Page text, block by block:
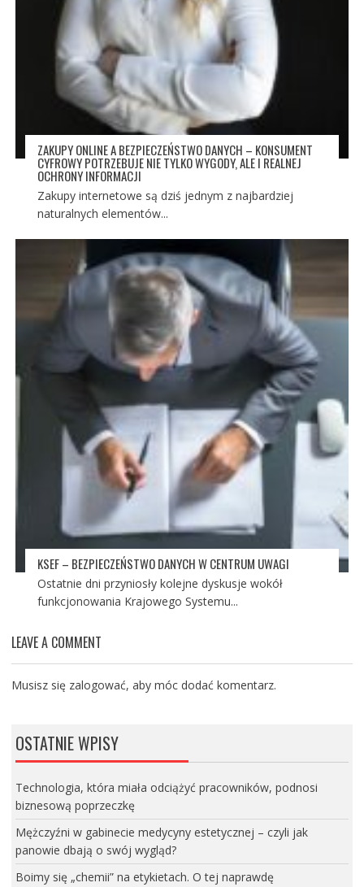
ZAKUPY ONLINE A BEZPIECZEŃSTWO DANYCH – KONSUMENT
CYFROWY POTRZEBUJE NIE TYLKO WYGODY, ALE I REALNEJ
OCHRONY INFORMACJI
Zakupy internetowe są dziś jednym z najbardziej
naturalnych elementów...
KSEF – BEZPIECZEŃSTWO DANYCH W CENTRUM UWAGI
Ostatnie dni przyniosły kolejne dyskusje wokół
funkcjonowania Krajowego Systemu...
LEAVE A COMMENT
Musisz się zalogować, aby móc dodać komentarz.
OSTATNIE WPISY
Technologia, która miała odciążyć pracowników, podnosi
biznesową poprzeczkę
Mężczyźni w gabinecie medycyny estetycznej – czyli jak
panowie dbają o swój wygląd?
Boimy się „chemii” na etykietach. O tej naprawdę